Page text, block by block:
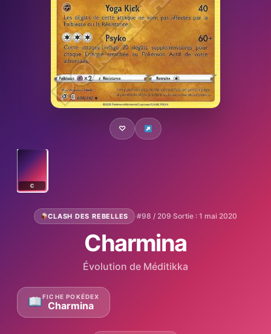
♡
C
CLASH DES REBELLES ·#98 / 209·Sortie : 1 mai 2020
Charmina
Évolution de Méditikka
FICHE POKÉDEX
Charmina